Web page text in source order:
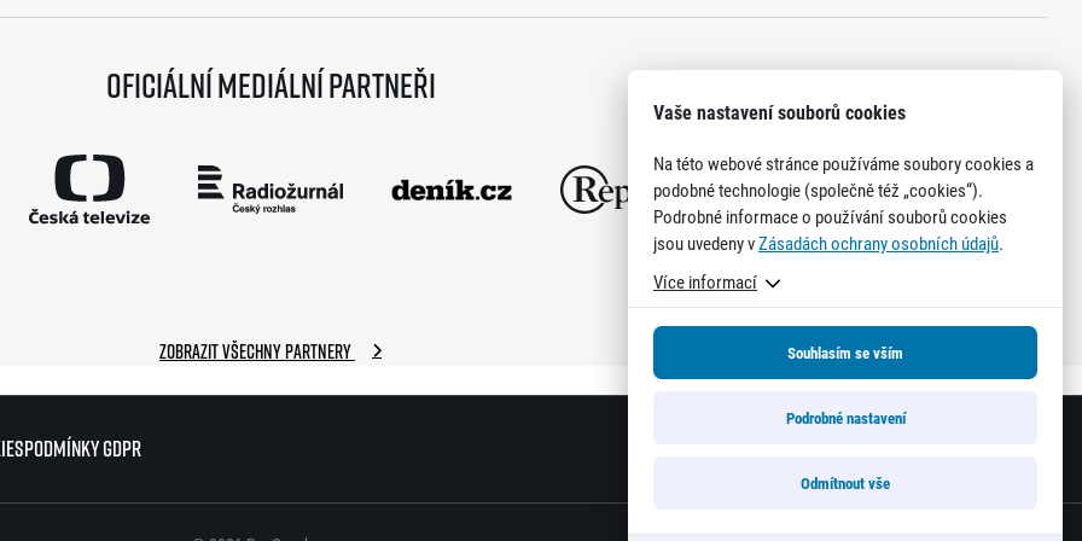
Podmínky GDPR
Oficiální mediální partneři
Zobrazit všechny partnery
Podmínky GDPR
Vaše nastavení souborů cookies
Na této webové stránce používáme soubory cookies a
podobné technologie (společně též „cookies“).
Podrobné informace o používání souborů cookies
jsou uvedeny vZásadách ochrany osobních údajů.
Více informací
Souhlasím se vším
Podrobné nastavení
Odmítnout vše